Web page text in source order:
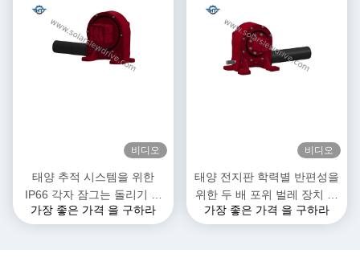
비디오
태양 추적 시스템을 위한
IP66 각자 잠그는 돌리기 드
라이브 흡진기 변속기
가장 좋은 가격 을 구하라
비디오
태양 전지판 학력별 반편성을
위한 두 배 포위 벌레 장치 선
회 드라이브
가장 좋은 가격 을 구하라